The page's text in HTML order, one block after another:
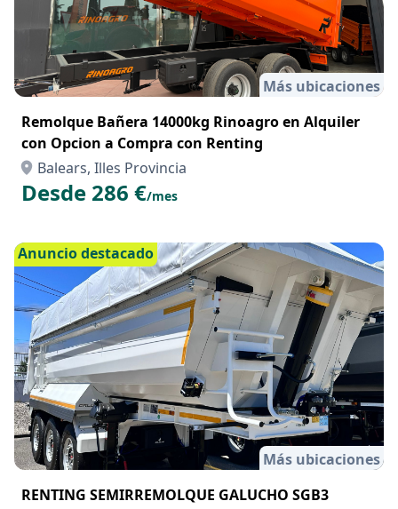
Más ubicaciones
Remolque Bañera 14000kg Rinoagro en Alquiler
con Opcion a Compra con Renting
Balears, Illes Provincia
Desde 286 €/mes
Anuncio destacado
Más ubicaciones
RENTING SEMIRREMOLQUE GALUCHO SGB3